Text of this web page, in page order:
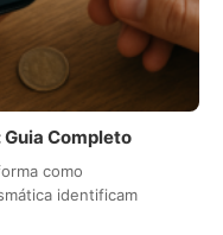
Completo
como
identificam